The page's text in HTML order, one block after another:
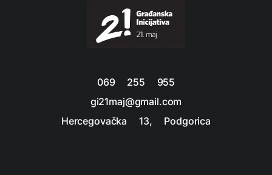
069 255 955
gi21maj@gmail.com
Hercegovačka 13, Podgorica